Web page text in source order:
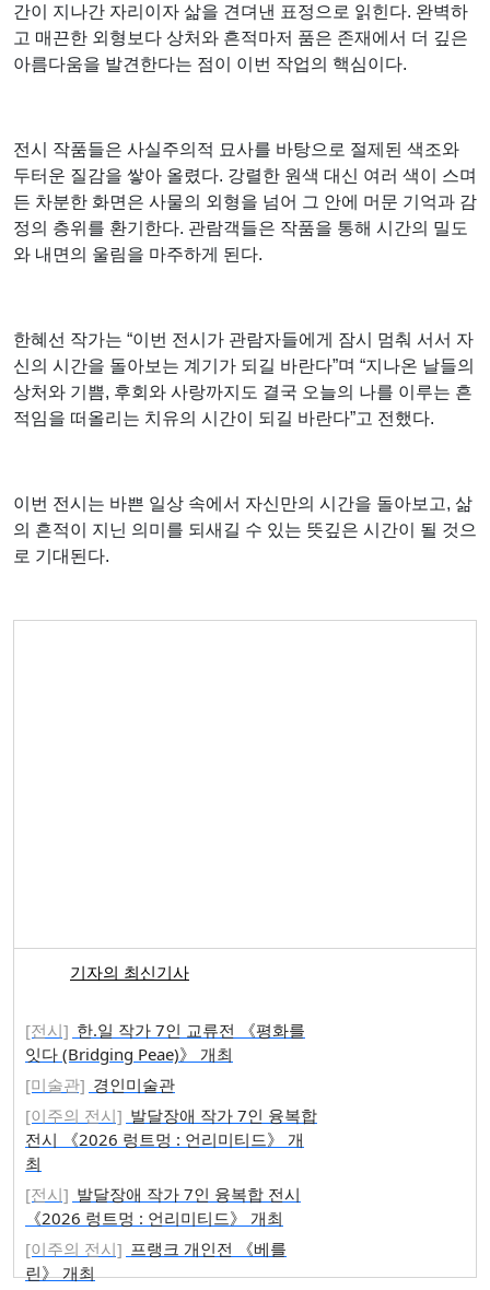
간이 지나간 자리이자 삶을 견뎌낸 표정으로 읽힌다. 완벽하
고 매끈한 외형보다 상처와 흔적마저 품은 존재에서 더 깊은
아름다움을 발견한다는 점이 이번 작업의 핵심이다.
전시 작품들은 사실주의적 묘사를 바탕으로 절제된 색조와
두터운 질감을 쌓아 올렸다. 강렬한 원색 대신 여러 색이 스며
든 차분한 화면은 사물의 외형을 넘어 그 안에 머문 기억과 감
정의 층위를 환기한다. 관람객들은 작품을 통해 시간의 밀도
와 내면의 울림을 마주하게 된다.
한혜선 작가는 “이번 전시가 관람자들에게 잠시 멈춰 서서 자
신의 시간을 돌아보는 계기가 되길 바란다”며 “지나온 날들의
상처와 기쁨, 후회와 사랑까지도 결국 오늘의 나를 이루는 흔
적임을 떠올리는 치유의 시간이 되길 바란다”고 전했다.
이번 전시는 바쁜 일상 속에서 자신만의 시간을 돌아보고, 삶
의 흔적이 지닌 의미를 되새길 수 있는 뜻깊은 시간이 될 것으
로 기대된다.
기자의 최신기사
[전시] 한.일 작가 7인 교류전 《평화를
잇다 (Bridging Peae)》 개최
[미술관] 경인미술관
[이주의 전시] 발달장애 작가 7인 융복합
전시 《2026 렁트멍 : 언리미티드》 개
최
[전시] 발달장애 작가 7인 융복합 전시
《2026 렁트멍 : 언리미티드》 개최
[이주의 전시] 프랭크 개인전 《베를
린》 개최